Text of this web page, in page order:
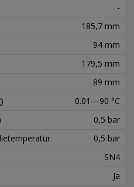
-
185,7 mm
94 mm
179,5 mm
89 mm
0.01—90 °C
0,5 bar
0,5 bar
SN4
Ja